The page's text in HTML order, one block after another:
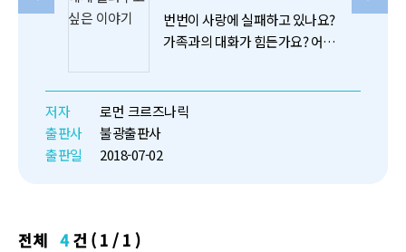
번번이 사랑에 실패하고 있나요?
가족과의 대화가 힘든가요? 어떤
게 들려주는 이야기에 귀 기울여
저자
로먼 크르즈나릭
출판사
불광출판사
출판일
2018-07-02
전체 4 건 ( 1 / 1 )